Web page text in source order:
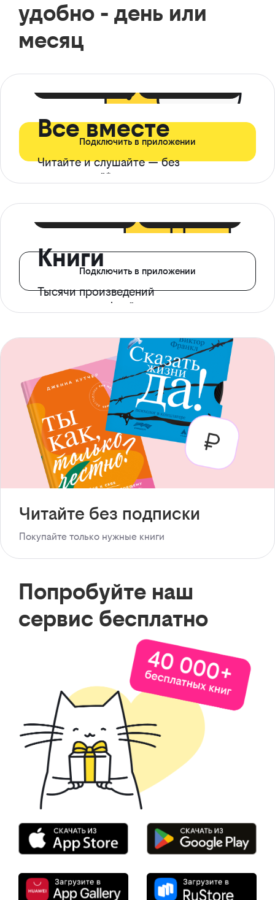
удобно - день или
месяц
Все вместе
Читайте и слушайте — без
ограничений*
Подключить в приложении
Книги
Тысячи произведений
с доступом офлайн
Подключить в приложении
Читайте без подписки
Покупайте только нужные книги
Попробуйте наш
сервис бесплатно